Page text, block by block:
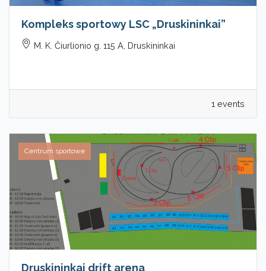
Kompleks sportowy LSC „Druskininkai”
M. K. Čiurlionio g. 115 A, Druskininkai
1 events
Centrum sportowe
Druskininkai drift arena